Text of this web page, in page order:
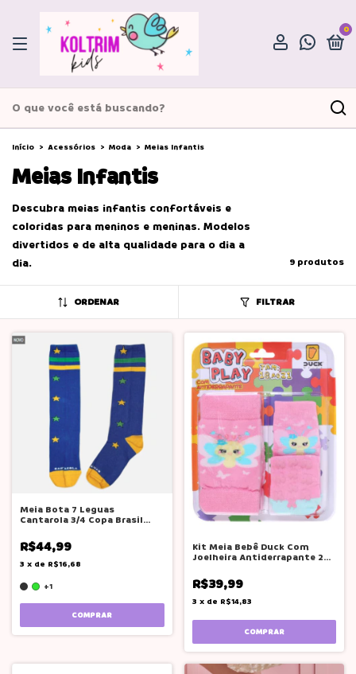
0
Início > Acessórios > Moda > Meias Infantis
Meias Infantis
Descubra meias infantis confortáveis e
coloridas para meninos e meninas. Modelos
divertidos e de alta qualidade para o dia a
dia.
9 produtos
ORDENAR FILTRAR
Meia Bota 7 Leguas
Cantarola 3/4 Copa Brasil
R$44,99
3 x de R$16,68
+1
COMPRAR
Kit Meia Bebê Duck Com
Joelheira Antiderrapante 2
R$39,99
3 x de R$14,83
COMPRAR